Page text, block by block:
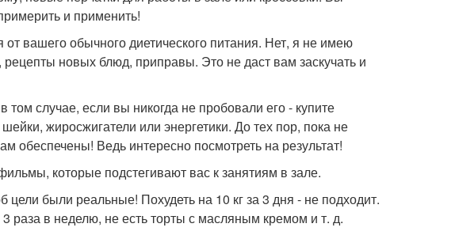
и применить!
вашего обычного диетического питания. Нет, я не имею
новых блюд, приправы. Это не даст вам заскучать и
случае, если вы никогда не пробовали его - купите
жиросжигатели или энергетики. До тех пор, пока не
обеспечены! Ведь интересно посмотреть на результат!
которые подстегивают вас к занятиям в зале.
цели были реальные! Похудеть на 10 кг за 3 дня - не подходит.
3 раза в неделю, не есть торты с масляным кремом и т. д.